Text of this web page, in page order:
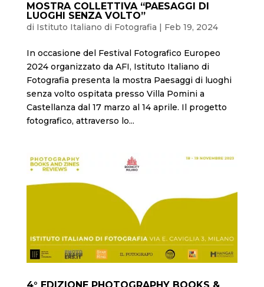
MOSTRA COLLETTIVA “PAESAGGI DI
LUOGHI SENZA VOLTO”
di Istituto Italiano di Fotografia | Feb 19, 2024
In occasione del Festival Fotografico Europeo
2024 organizzato da AFI, Istituto Italiano di
Fotografia presenta la mostra Paesaggi di luoghi
senza volto ospitata presso Villa Pomini a
Castellanza dal 17 marzo al 14 aprile. Il progetto
fotografico, attraverso lo...